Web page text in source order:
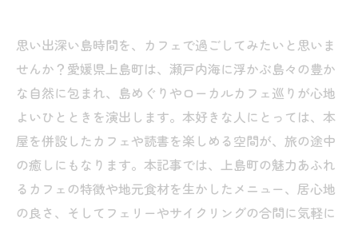
思い出深い島時間を、カフェで過ごしてみたいと思いま
せんか？愛媛県上島町は、瀬戸内海に浮かぶ島々の豊か
な自然に包まれ、島めぐりやローカルカフェ巡りが心地
よいひとときを演出します。本好きな人にとっては、本
屋を併設したカフェや読書を楽しめる空間が、旅の途中
の癒しにもなります。本記事では、上島町の魅力あふれ
るカフェの特徴や地元食材を生かしたメニュー、居心地
の良さ、そしてフェリーやサイクリングの合間に気軽に